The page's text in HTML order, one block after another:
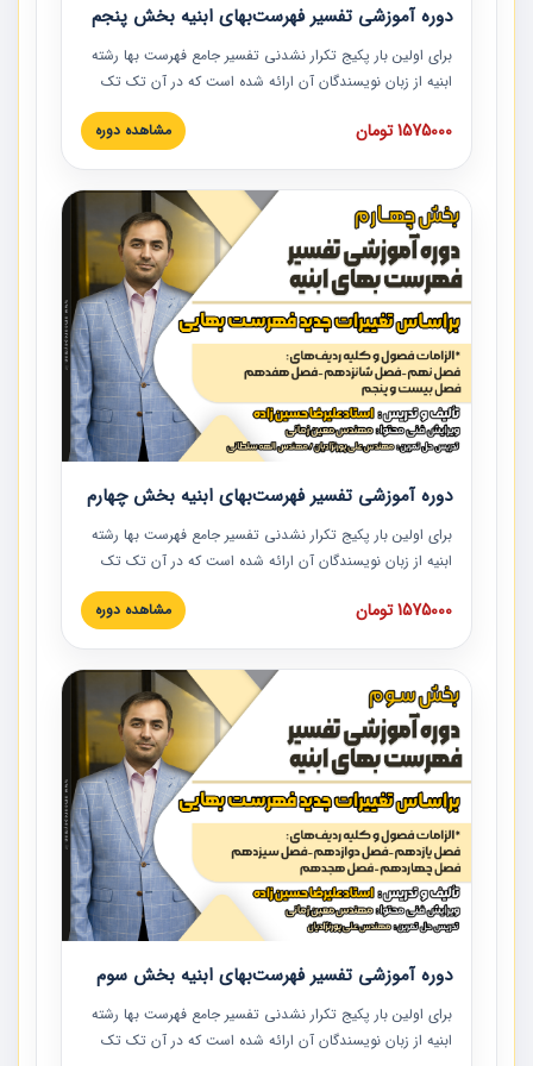
دوره آموزشی تفسیر فهرست‌بهای ابنیه بخش پنجم
برای اولین بار پکیج تکرار نشدنی تفسیر جامع فهرست بها رشته
ابنیه از زبان نویسندگان آن ارائه شده است که در آن تک تک
ردیف ها و مطالب فهرست بها تفسیر و ارائه شده است. این
دوره به صورت کامل تصویری بوده و به همراه تصاویر عملیات
دوره با کلام مهندس علیرضاحسین‌زاده مدیر پروژه مهندسی
مشاور در امر بازنگری فهرست بها رشته ابنیه ارائه شده و به تمام
همکارانی که در حوزه صنعت ساخت در حال فعالیت هستند حتما
توصیه می کنیم از مطالب این دوره استفاده نمایند.
1575000 تومان مشاهده دوره
دوره آموزشی تفسیر فهرست‌بهای ابنیه بخش چهارم
برای اولین بار پکیج تکرار نشدنی تفسیر جامع فهرست بها رشته
ابنیه از زبان نویسندگان آن ارائه شده است که در آن تک تک
ردیف ها و مطالب فهرست بها تفسیر و ارائه شده است. این
دوره به صورت کامل تصویری بوده و به همراه تصاویر عملیات
دوره با کلام مهندس علیرضاحسین‌زاده مدیر پروژه مهندسی
مشاور در امر بازنگری فهرست بها رشته ابنیه ارائه شده و به تمام
همکارانی که در حوزه صنعت ساخت در حال فعالیت هستند حتما
توصیه می کنیم از مطالب این دوره استفاده نمایند.
1575000 تومان مشاهده دوره
دوره آموزشی تفسیر فهرست‌بهای ابنیه بخش سوم
برای اولین بار پکیج تکرار نشدنی تفسیر جامع فهرست بها رشته
ابنیه از زبان نویسندگان آن ارائه شده است که در آن تک تک